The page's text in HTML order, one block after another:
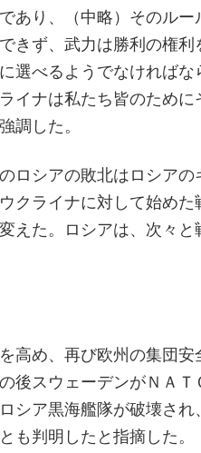
あり、（中略）そのルー
きず、武力は勝利の権利
選べるようでなければな
イナは私たち皆のために
調した。
ロシアの敗北はロシアの
クライナに対して始めた
えた。ロシアは、次々と
高め、再び欧州の集団安
後スウェーデンがＮＡＴ
シア黒海艦隊が破壊され、
も判明したと指摘した。